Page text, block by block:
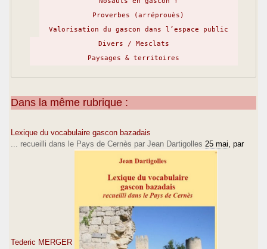
Proverbes (arréprouès)
Valorisation du gascon dans l’espace public
Divers / Mesclats
Paysages & territoires
Dans la même rubrique :
Lexique du vocabulaire gascon bazadais
... recueilli dans le Pays de Cernès par Jean Dartigolles 25 mai , par
Tederic MERGER